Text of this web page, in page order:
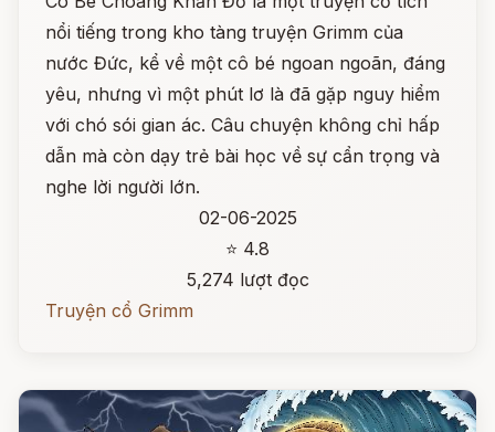
nổi tiếng trong kho tàng truyện Grimm của
nước Đức, kể về một cô bé ngoan ngoãn, đáng
yêu, nhưng vì một phút lơ là đã gặp nguy hiểm
với chó sói gian ác. Câu chuyện không chỉ hấp
dẫn mà còn dạy trẻ bài học về sự cẩn trọng và
nghe lời người lớn.
02-06-2025
⭐ 4.8
5,274 lượt đọc
Truyện cổ Grimm